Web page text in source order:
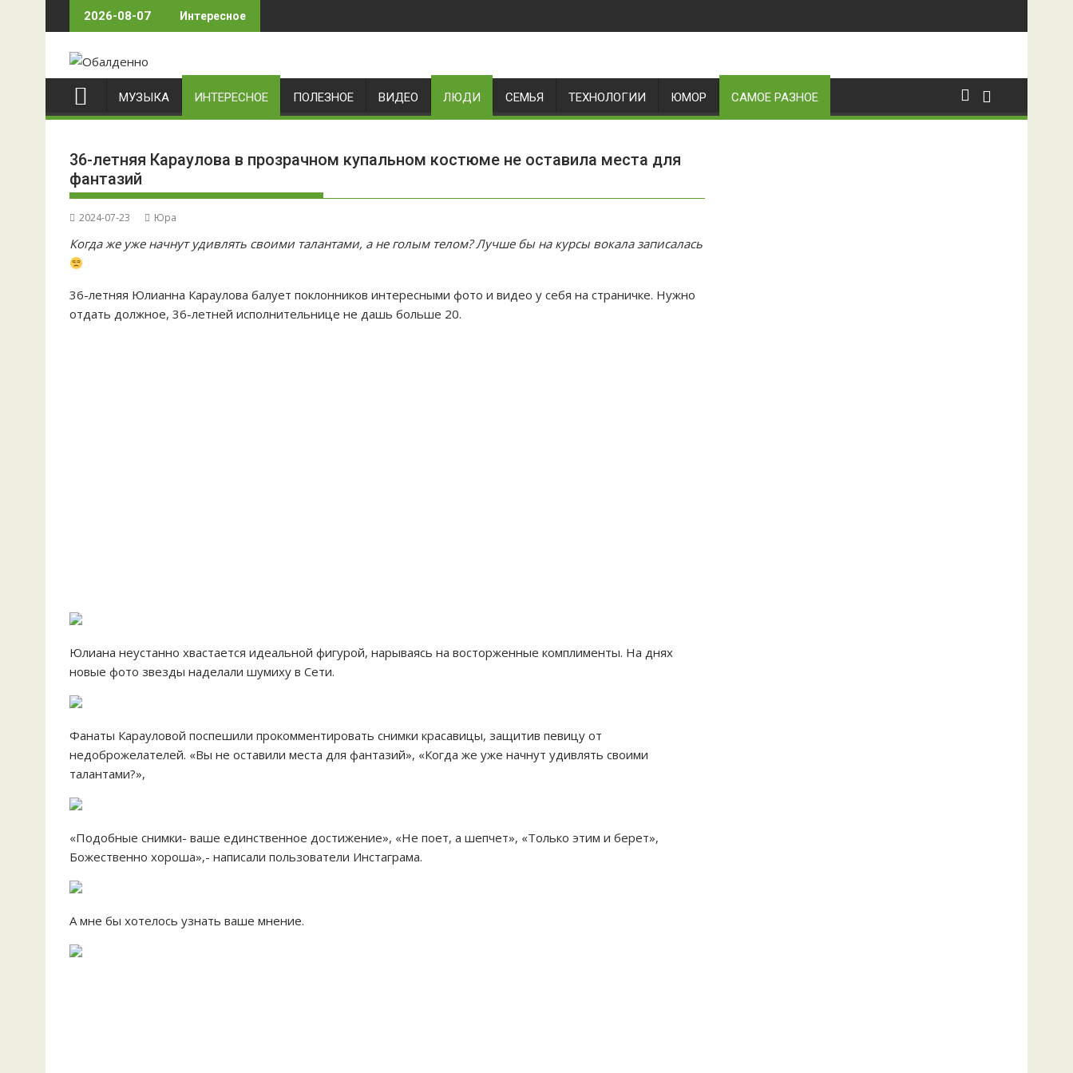
to
2026-08-07 Интересное
МУЗЫКА ИНТЕРЕСНОЕ ПОЛЕЗНОЕ ВИДЕО ЛЮДИ СЕМЬЯ ТЕХНОЛОГИИ ЮМОР САМОЕ РАЗНОЕ
36-летняя Караулова в прозрачном купальном костюме не оставила места для
фантазий
2024-07-23 Юра
Когда же уже начнут удивлять своими талантами, а не голым телом? Лучше бы на курсы вокала записалась
36-летняя Юлианна Караулова балует поклонников интересными фото и видео у себя на страничке. Нужно
отдать должное, 36-летней исполнительнице не дашь больше 20.
Юлиана неустанно хвастается идеальной фигурой, нарываясь на восторженные комплименты. На днях
новые фото звезды наделали шумиху в Сети.
Фанаты Карауловой поспешили прокомментировать снимки красавицы, защитив певицу от
недоброжелателей. «Вы не оставили места для фантазий», «Когда же уже начнут удивлять своими
талантами?»,
«Подобные снимки- ваше единственное достижение», «Не поет, а шепчет», «Только этим и берет»,
Божественно хороша»,- написали пользователи Инстаграма.
А мне бы хотелось узнать ваше мнение.